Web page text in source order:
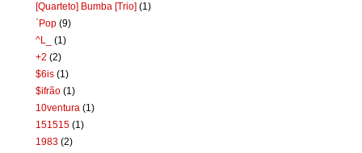
[Quarteto] Bumba [Trio] (1)
`Pop (9)
^L_
(1)
+2 (2)
$6is (1)
$ifrão (1)
10ventura (1)
151515 (1)
1983 (2)